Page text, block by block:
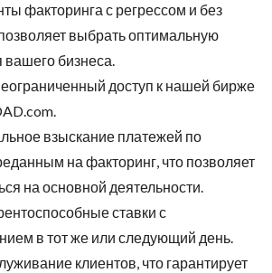
факторинга с регрессом и без
выбрать оптимальную
вашего бизнеса.
доступ к нашей бирже
взыскание платежей по
на факторинг, что позволяет
на основной деятельности.
ставки с
в тот же или следующий день.
клиентов, что гарантирует